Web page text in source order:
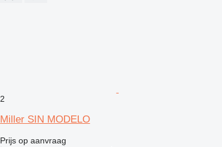
2
Miller SIN MODELO
Prijs op aanvraag